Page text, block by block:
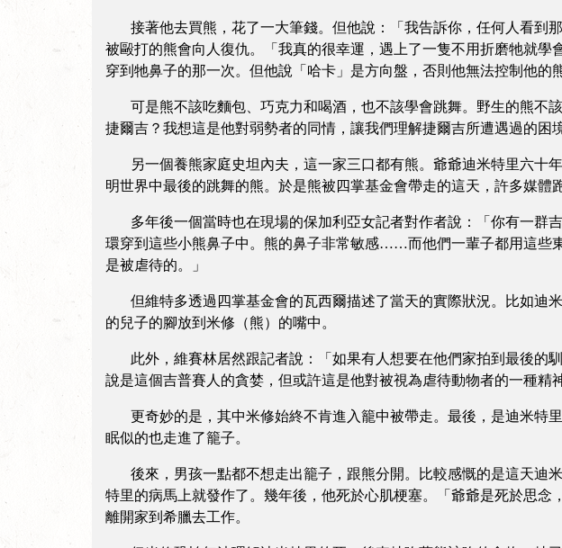
接著他去買熊，花了一大筆錢。但他說：「我告訴你，任何人看到
被毆打的熊會向人復仇。「我真的很幸運，遇上了一隻不用折磨牠就
穿到牠鼻子的那一次。但他說「哈卡」是方向盤，否則他無法控制他的
可是熊不該吃麵包、巧克力和喝酒，也不該學會跳舞。野生的熊不
捷爾吉？我想這是他對弱勢者的同情，讓我們理解捷爾吉所遭遇過的困
另一個養熊家庭史坦內夫，這一家三口都有熊。爺爺迪米特里六十
明世界中最後的跳舞的熊。於是熊被四掌基金會帶走的這天，許多媒體
多年後一個當時也在現場的保加利亞女記者對作者說：「你有一群
環穿到這些小熊鼻子中。熊的鼻子非常敏感……而他們一輩子都用這些
是被虐待的。」
但維特多透過四掌基金會的瓦西爾描述了當天的實際狀況。比如迪
的兒子的腳放到米修（熊）的嘴中。
此外，維賽林居然跟記者說：「如果有人想要在他們家拍到最後的
說是這個吉普賽人的貪婪，但或許這是他對被視為虐待動物者的一種精
更奇妙的是，其中米修始終不肯進入籠中被帶走。最後，是迪米特
眠似的也走進了籠子。
後來，男孩一點都不想走出籠子，跟熊分開。比較感慨的是這天迪
特里的病馬上就發作了。幾年後，他死於心肌梗塞。「爺爺是死於思
離開家到希臘去工作。